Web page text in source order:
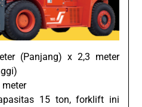
(Panjang) x 2,3 meter
meter
15 ton, forklift ini